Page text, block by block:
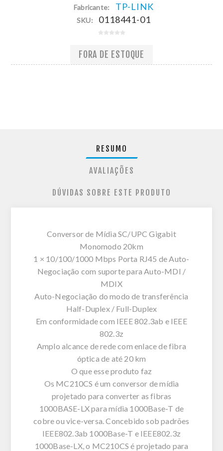
Fabricante: TP-LINK
SKU: 0118441-01
FORA DE ESTOQUE
RESUMO
AVALIAÇÕES
DÚVIDAS SOBRE ESTE PRODUTO
Conversor de Mídia SC/UPC Gigabit
Monomodo 20km
1 × 10/100/1000 Mbps Porta RJ45 de Auto-
Negociação com suporte para Auto-MDI /
MDIX
Auto-Negociação do modo de transferência
Half-Duplex / Full-Duplex
Em conformidade com IEEE 802.3ab e IEEE
802.3z
Amplo alcance de rede com enlace de fibra
óptica de até 20 km
O que esse produto faz
Os MC210CS é um conversor de mídia
projetado para converter as fibras
1000BASE-LX para mídia 1000Base-T de
cobre ou vice-versa. Concebido sob padrões
IEEE802.3ab 1000Base-T e IEEE802.3z
1000Base-LX, o MC210CS é projetado para